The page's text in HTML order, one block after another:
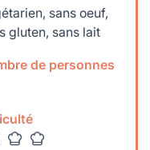
sans oeuf,
gluten, sans lait
de personnes